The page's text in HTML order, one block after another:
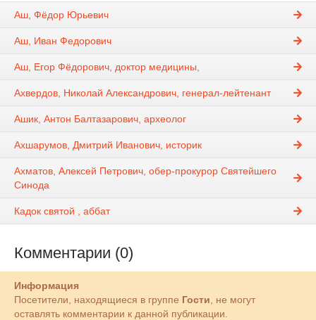
Аш, Фёдор Юрьевич
Аш, Иван Федорович
Аш, Егор Фёдорович, доктор медицины,
Ахвердов, Николай Александрович, генерал-лейтенант
Ашик, Антон Балтазарович, археолог
Ахшарумов, Дмитрий Иванович, историк
Ахматов, Алексей Петрович, обер-прокурор Святейшего
Синода
Кадок святой , аббат
Комментарии (0)
Информация
Посетители, находящиеся в группе Гости , не могут
оставлять комментарии к данной публикации.